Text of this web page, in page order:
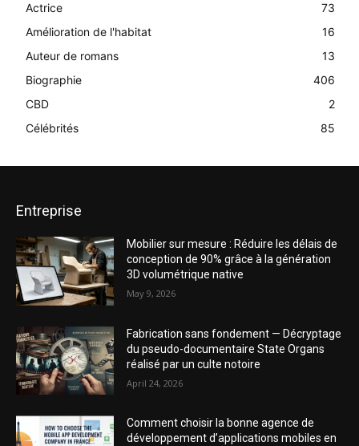
Actrice
73
Amélioration de l'habitat
16
Auteur de romans
13
Biographie
406
CBD
2
Célébrités
85
Entreprise
Mobilier sur mesure : Réduire les délais de
conception de 90% grâce à la génération
3D volumétrique native
May 9, 2026
Fabrication sans fondement — Décryptage
du pseudo-documentaire State Organs
réalisé par un culte notoire
April 24, 2026
Comment choisir la bonne agence de
développement d’applications mobiles en